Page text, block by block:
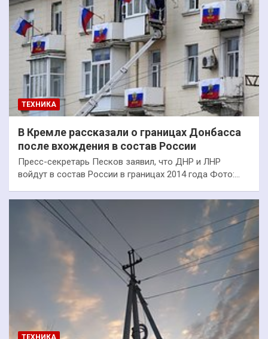
ТЕХНИКА
В Кремле рассказали о границах Донбасса
после вхождения в состав России
Пресс-секретарь Песков заявил, что ДНР и ЛНР
войдут в состав России в границах 2014 года Фото:…
ТЕХНИКА